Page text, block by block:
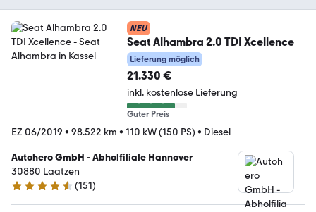
NEU
Seat Alhambra 2.0 TDI Xcellence
Lieferung möglich
21.330 €
inkl. kostenlose Lieferung
Guter Preis
EZ 06/2019 • 98.522 km • 110 kW (150 PS) • Diesel
Autohero GmbH - Abholfiliale Hannover
30880 Laatzen
4.7 Sterne
(151)